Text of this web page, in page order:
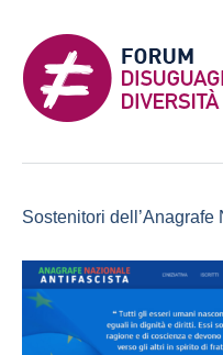
Sostenitori